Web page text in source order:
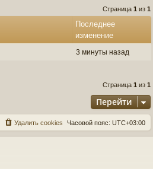
Страница 1 из 1
Последнее
изменение
3 минуты назад
Страница 1 из 1
Перейти
Часовой пояс: UTC+03:00
Удалить cookies